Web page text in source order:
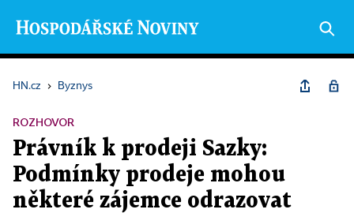
HN.cz › Byznys
ROZHOVOR
Právník k prodeji Sazky:
Podmínky prodeje mohou
některé zájemce odrazovat